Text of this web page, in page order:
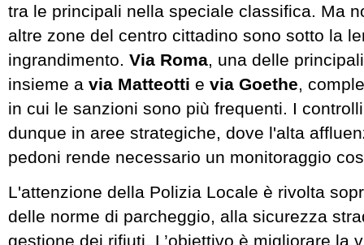
tra le principali nella speciale classifica. Ma
altre zone del centro cittadino sono sotto la
ingrandimento. Via Roma , una delle
insieme a via Matteotti e via Goethe ,
in cui le sanzioni sono più frequenti. I
dunque in aree strategiche, dove l'alta
pedoni rende necessario un monitoraggio
L'attenzione della Polizia Locale è rivolta
delle norme di parcheggio, alla sicurezza
gestione dei rifiuti. L’obiettivo è migliorare la